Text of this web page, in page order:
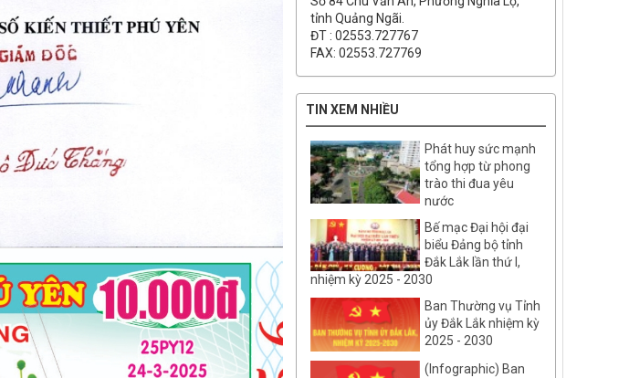
tỉnh Quảng Ngãi.
ĐT : 02553.727767
FAX: 02553.727769
TIN XEM NHIỀU
Phát huy sức mạnh
tổng hợp từ phong
trào thi đua yêu
nước
Bế mạc Đại hội đại
biểu Đảng bộ tỉnh
Đắk Lắk lần thứ I,
nhiệm kỳ 2025 - 2030
Ban Thường vụ Tỉnh
ủy Đắk Lắk nhiệm kỳ
2025 - 2030
(Infographic) Ban